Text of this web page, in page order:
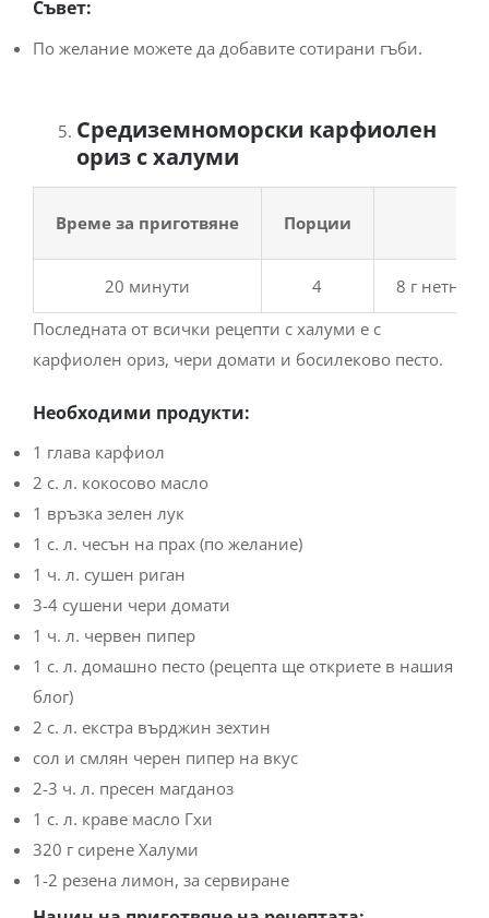
Съвет:
По желание можете да добавите сотирани гъби.
Средиземноморски карфиолен
ориз с халуми
Време за приготвяне Порции
20 минути 4
8 г нетни
Последната от всички рецепти с халуми е с
карфиолен ориз, чери домати и босилеково песто.
Необходими продукти:
1 глава карфиол
2 с. л. кокосово масло
1 връзка зелен лук
1 с. л. чесън на прах (по желание)
1 ч. л. сушен риган
3-4 сушени чери домати
1 ч. л. червен пипер
1 с. л. домашно песто (рецепта ще откриете в нашия
блог)
2 с. л. екстра върджин зехтин
сол и смлян черен пипер на вкус
2-3 ч. л. пресен магданоз
1 с. л. краве масло Гхи
320 г сирене Халуми
1-2 резена лимон, за сервиране